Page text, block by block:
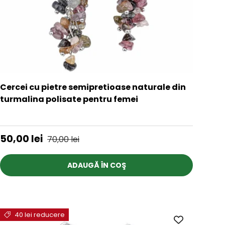
Cercei cu pietre semipretioase naturale din
turmalina polisate pentru femei
Preț de vânzare
50,00 lei Preț obișnuit
70,00 lei
ADAUGĂ ÎN COŞ
40 lei reducere